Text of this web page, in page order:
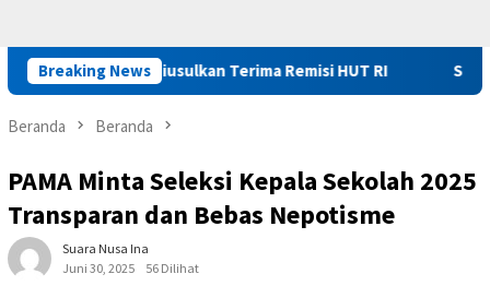
Breaking News
Diusulkan Terima Remisi HUT RI Saadiah
Beranda Beranda
PAMA Minta Seleksi Kepala Sekolah 2025
Transparan dan Bebas Nepotisme
Suara Nusa Ina
Juni 30, 2025
56 Dilihat